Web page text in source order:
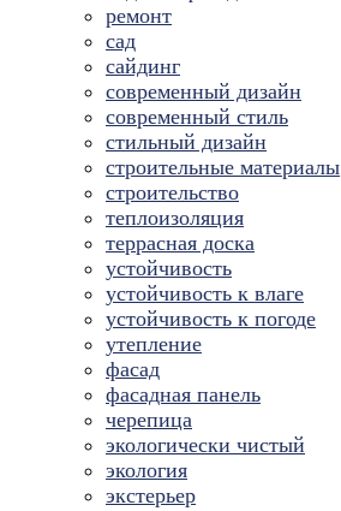
ремонт
сад
сайдинг
современный дизайн
современный стиль
стильный дизайн
строительные материалы
строительство
теплоизоляция
террасная доска
устойчивость
устойчивость к влаге
устойчивость к погоде
утепление
фасад
фасадная панель
черепица
экологически чистый
экология
экстерьер